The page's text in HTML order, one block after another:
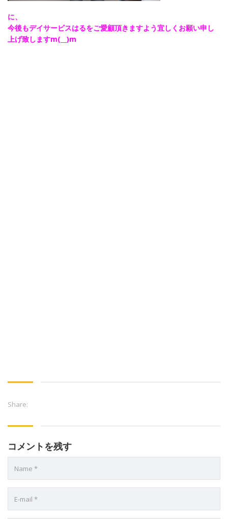
に
今後もデイサービスはるをご愛顧頂きますよう宜しくお願い申し
上げ致しますm(__)m
Share:
コメントを残す